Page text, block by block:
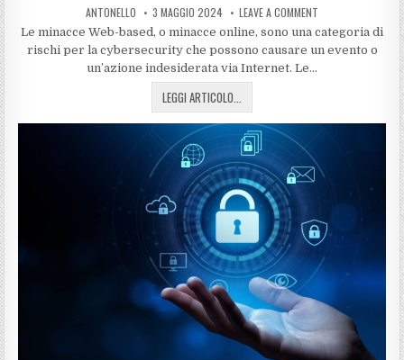
ANTONELLO 3 MAGGIO 2024 LEAVE A COMMENT
Le minacce Web-based, o minacce online, sono una categoria di
rischi per la cybersecurity che possono causare un evento o
un’azione indesiderata via Internet. Le…
LEGGI ARTICOLO...